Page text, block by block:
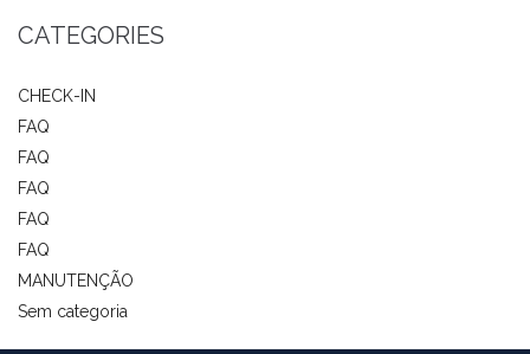
CATEGORIES
CHECK-IN
FAQ
FAQ
FAQ
FAQ
FAQ
MANUTENÇÃO
Sem categoria